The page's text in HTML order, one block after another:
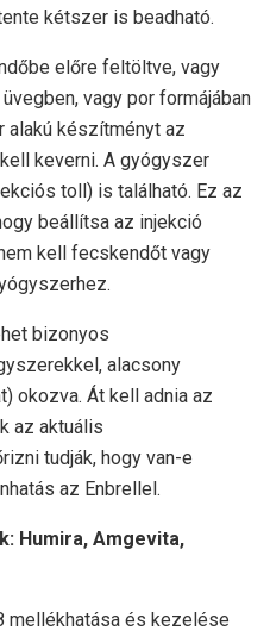
kétszer is beadható.
előre feltöltve, vagy
vagy por formájában
alakú készítményt az
keverni. A gyógyszer
toll) is található. Ez az
beállítsa az injekció
kell fecskendőt vagy
bizonyos
alacsony
okozva. Át kell adnia az
az aktuális
tudják, hogy van-e
az Enbrellel.
Humira, Amgevita,